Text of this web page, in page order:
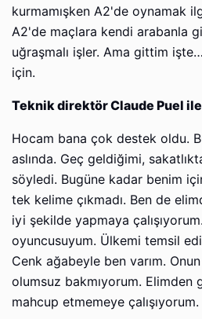
kurmamışken A2'de oynamak
A2'de maçlara kendi arabanla
uğraşmalı işler. Ama gittim
için.
Teknik direktör Claude Puel
Hocam bana çok destek oldu.
aslında. Geç geldiğimi,
söyledi. Bugüne kadar benim
tek kelime çıkmadı. Ben de
iyi şekilde yapmaya
oyuncusuyum. Ülkemi temsil
Cenk ağabeyle ben varım.
olumsuz bakmıyorum. Elimden
mahcup etmemeye çalışıyorum.